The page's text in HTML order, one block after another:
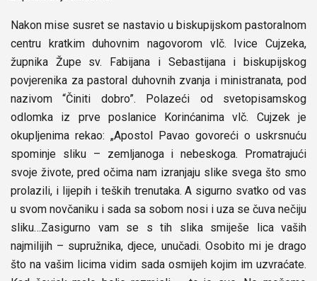
Nakon mise susret se nastavio u biskupijskom pastoralnom
centru kratkim duhovnim nagovorom vlč. Ivice Cujzeka,
župnika Župe sv. Fabijana i Sebastijana i biskupijskog
povjerenika za pastoral duhovnih zvanja i ministranata, pod
nazivom “Činiti dobro”. Polazeći od svetopisamskog
odlomka iz prve poslanice Korinćanima vlč. Cujzek je
okupljenima rekao: „Apostol Pavao govoreći o uskrsnuću
spominje sliku – zemljanoga i nebeskoga. Promatrajući
svoje živote, pred očima nam izranjaju slike svega što smo
prolazili, i lijepih i teških trenutaka. A sigurno svatko od vas
u svom novčaniku i sada sa sobom nosi i uza se čuva nečiju
sliku…Zasigurno vam se s tih slika smiješe lica vaših
najmilijih – supružnika, djece, unučadi. Osobito mi je drago
što na vašim licima vidim sada osmijeh kojim im uzvraćate.